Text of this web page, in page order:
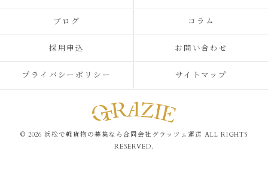
ブログ コラム
採用申込 お問い合わせ
プライバシーポリシー サイトマップ
© 2026 浜松で軽貨物の募集なら合同会社グラッツェ運送 ALL RIGHTS
RESERVED.